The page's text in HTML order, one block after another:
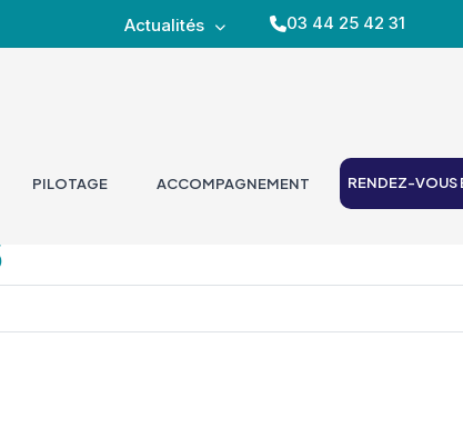
Actualités 03 44 25 42 31
PILOTAGE ACCOMPAGNEMENT RENDEZ-VOUS